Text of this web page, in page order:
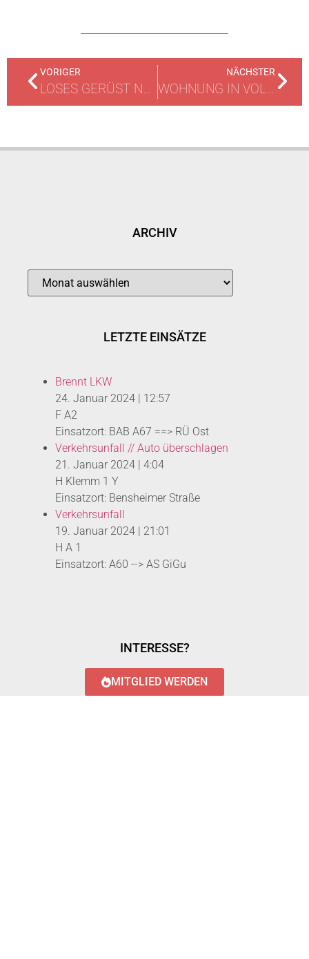
VORIGER
LOSES GERÜST NACH STURM
NÄCHSTER
WOHNUNG IN VOLLBRAND
ARCHIV
LETZTE EINSÄTZE
Brennt LKW
24. Januar 2024
12:57
F A2
Einsatzort: BAB A67 ==> RÜ Ost
Verkehrsunfall // Auto überschlagen
21. Januar 2024
4:04
H Klemm 1 Y
Einsatzort: Bensheimer Straße
Verkehrsunfall
19. Januar 2024
21:01
H A 1
Einsatzort: A60 --> AS GiGu
INTERESSE?
MITGLIED WERDEN